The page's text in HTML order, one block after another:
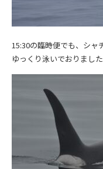
15:30の臨時便でも、シャ
ゆっくり泳いでおりました